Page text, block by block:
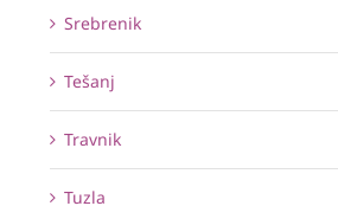
Srebrenik
Tešanj
Travnik
Tuzla